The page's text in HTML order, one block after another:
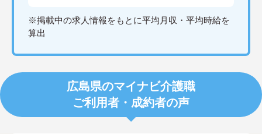
※掲載中の求人情報をもとに平均月収・平均時給を
算出
広島県のマイナビ介護職
ご利用者・成約者の声